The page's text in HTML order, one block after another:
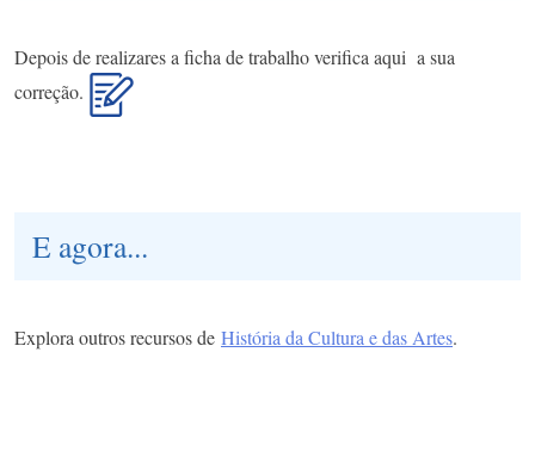
Depois de realizares a ficha de trabalho verifica aqui a sua
correção.
E agora...
Explora outros recursos de História da Cultura e das Artes.